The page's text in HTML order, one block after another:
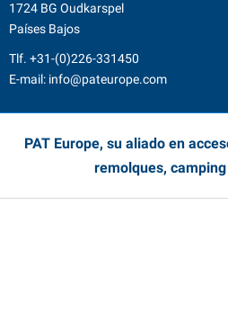
1724 BG Oudkarspel
Países Bajos
Tlf. +31-(0)226-331450
E-mail: info@pateurope.com
PAT Europe, su aliado en
remolques,